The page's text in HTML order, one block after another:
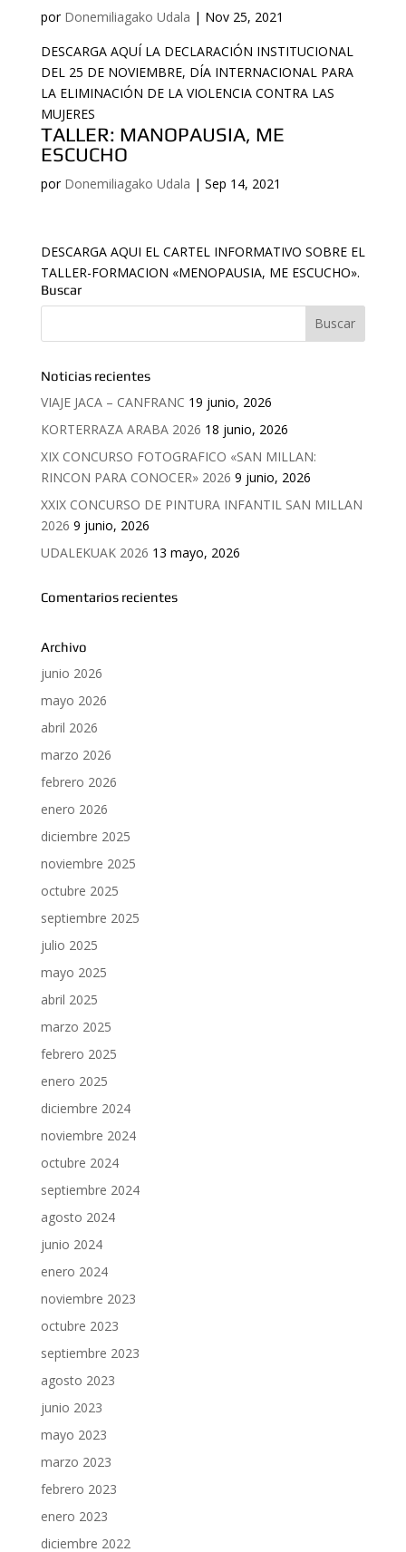
por Donemiliagako Udala | Nov 25, 2021
DESCARGA AQUÍ LA DECLARACIÓN INSTITUCIONAL
DEL 25 DE NOVIEMBRE, DÍA INTERNACIONAL PARA
LA ELIMINACIÓN DE LA VIOLENCIA CONTRA LAS
MUJERES
TALLER: MANOPAUSIA, ME
ESCUCHO
por Donemiliagako Udala | Sep 14, 2021
DESCARGA AQUI EL CARTEL INFORMATIVO SOBRE EL
TALLER-FORMACION «MENOPAUSIA, ME ESCUCHO».
Buscar
Noticias recientes
VIAJE JACA – CANFRANC 19 junio, 2026
KORTERRAZA ARABA 2026 18 junio, 2026
XIX CONCURSO FOTOGRAFICO «SAN MILLAN:
RINCON PARA CONOCER» 2026 9 junio, 2026
XXIX CONCURSO DE PINTURA INFANTIL SAN MILLAN
2026 9 junio, 2026
UDALEKUAK 2026 13 mayo, 2026
Comentarios recientes
Archivo
junio 2026
mayo 2026
abril 2026
marzo 2026
febrero 2026
enero 2026
diciembre 2025
noviembre 2025
octubre 2025
septiembre 2025
julio 2025
mayo 2025
abril 2025
marzo 2025
febrero 2025
enero 2025
diciembre 2024
noviembre 2024
octubre 2024
septiembre 2024
agosto 2024
junio 2024
enero 2024
noviembre 2023
octubre 2023
septiembre 2023
agosto 2023
junio 2023
mayo 2023
marzo 2023
febrero 2023
enero 2023
diciembre 2022